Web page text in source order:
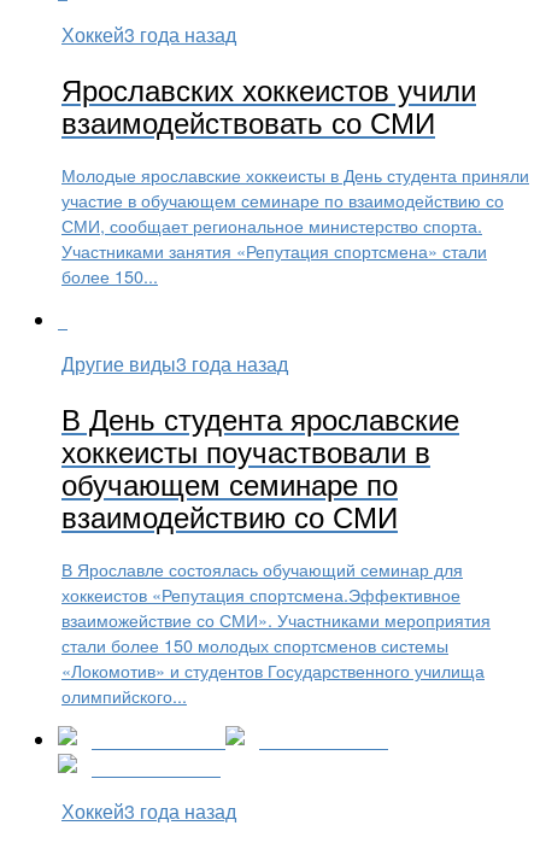
Хоккей3 года назад
Ярославских хоккеистов учили
взаимодействовать со СМИ
Молодые ярославские хоккеисты в День студента приняли
участие в обучающем семинаре по взаимодействию со
СМИ, сообщает региональное министерство спорта.
Участниками занятия «Репутация спортсмена» стали
более 150...
Другие виды3 года назад
В День студента ярославские
хоккеисты поучаствовали в
обучающем семинаре по
взаимодействию со СМИ
В Ярославле состоялась обучающий семинар для
хоккеистов «Репутация спортсмена.Эффективное
взаиможействие со СМИ». Участниками мероприятия
стали более 150 молодых спортсменов системы
«Локомотив» и студентов Государственного училища
олимпийского...
Хоккей3 года назад